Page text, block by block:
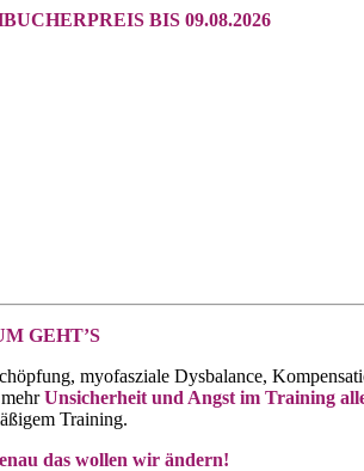
BIS 09.08.2026
GEHT’S
myofasziale Dysbalance,
Unsicherheit und Angst im Training
Training.
das wollen wir ändern!